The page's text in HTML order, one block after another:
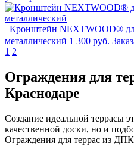
Кронштейн NEXTWOOD®
металлический 1 300 руб.
1 2
Ограждения для
Краснодаре
Создание идеальной террасы
качественной доски, но и
Ограждения для террас из